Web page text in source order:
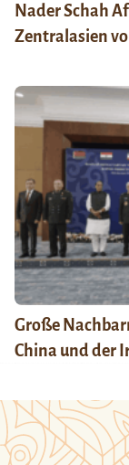
Nader Schah
Zentralasien
Große
China und der